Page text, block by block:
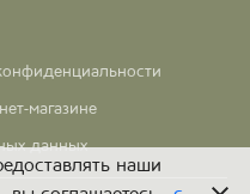
магазине
данных
наши